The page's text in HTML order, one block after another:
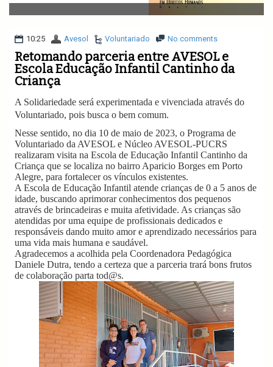
v
i
a
o
10:25 Avesol Voluntariado No comments
Retomando parceria entre AVESOL e
Escola Educação Infantil Cantinho da
Criança
A Solidariedade será experimentada e vivenciada através do
Voluntariado, pois busca o bem comum.
Nesse sentido, no dia 10 de maio de 2023, o Programa de
Voluntariado da AVESOL e Núcleo AVESOL-PUCRS
realizaram visita na Escola de Educação Infantil Cantinho da
Criança que se localiza no bairro Aparicio Borges em Porto
Alegre, para fortalecer os vínculos existentes.
A Escola de Educação Infantil atende crianças de 0 a 5 anos de
idade, buscando aprimorar conhecimentos dos pequenos
através de brincadeiras e muita afetividade. As crianças são
atendidas por uma equipe de profissionais dedicados e
responsáveis dando muito amor e aprendizado necessários para
uma vida mais humana e saudável.
Agradecemos a acolhida pela Coordenadora Pedagógica
Daniele Dutra, tendo a certeza que a parceria trará bons frutos
de colaboração parta tod@s.